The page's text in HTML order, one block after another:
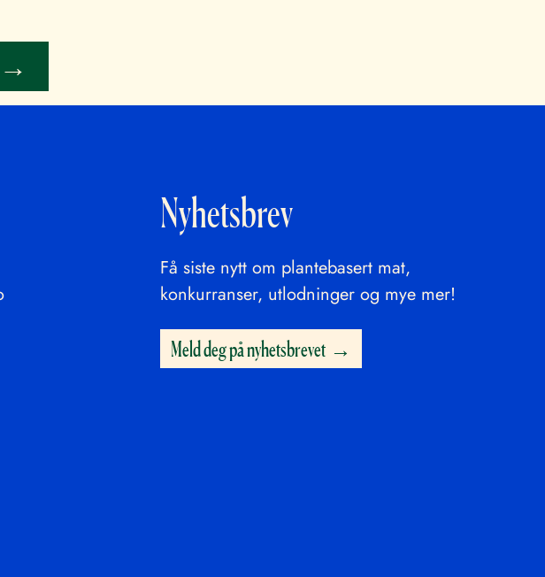
Nyhetsbrev
Få siste nytt om plantebasert mat,
konkurranser, utlodninger og mye mer!
Meld deg på nyhetsbrevet